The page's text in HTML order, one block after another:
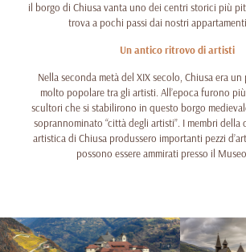
il borgo di Chiusa vanta uno dei centri storici più
trova a pochi passi dai nostri
Un antico ritrovo di artisti
Nella seconda metà del XIX secolo, Chiusa era
molto popolare tra gli artisti. All’epoca furono
scultori che si stabilirono in questo borgo
soprannominato “città degli artisti”. I membri
artistica di Chiusa produssero importanti pezzi
possono essere ammirati presso il